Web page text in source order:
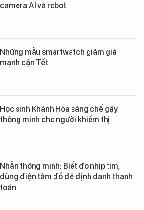
camera AI và robot
Những mẫu smartwatch giảm giá
mạnh cận Tết
Học sinh Khánh Hòa sáng chế gậy
thông minh cho người khiếm thị
Nhẫn thông minh: Biết đo nhịp tim,
dùng điện tâm đồ để định danh thanh
toán